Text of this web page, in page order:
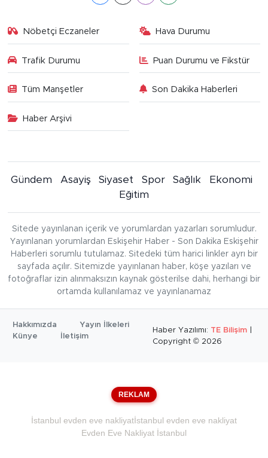
Nöbetçi Eczaneler Hava Durumu
Trafik Durumu Puan Durumu ve Fikstür
Tüm Manşetler Son Dakika Haberleri
Haber Arşivi
Gündem Asayiş Siyaset Spor Sağlık
Ekonomi
Eğitim
Sitede yayınlanan içerik ve yorumlardan yazarları sorumludur.
Yayınlanan yorumlardan Eskişehir Haber - Son Dakika Eskişehir
Haberleri sorumlu tutulamaz. Sitedeki tüm harici linkler ayrı bir
sayfada açılır. Sitemizde yayınlanan haber, köşe yazıları ve
fotoğraflar izin alınmaksızın kaynak gösterilse dahi, herhangi bir
ortamda kullanılamaz ve yayınlanamaz
Hakkımızda
Yayın İlkeleri
Künye
İletişim
Haber Yazılımı: TE Bilişim
Copyright © 2026
REKLAM
İstanbul evden eve nakliyatİstanbul evden eve nakliyat
Evden Eve Nakliyat İstanbul